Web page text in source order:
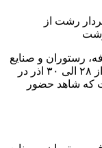
رستوران و صنایع
وابسته، با رویکرد شهر خلاق خوراک شناسی، از ۲۸ الی ۳۰ اذر در
که شاهد حضور